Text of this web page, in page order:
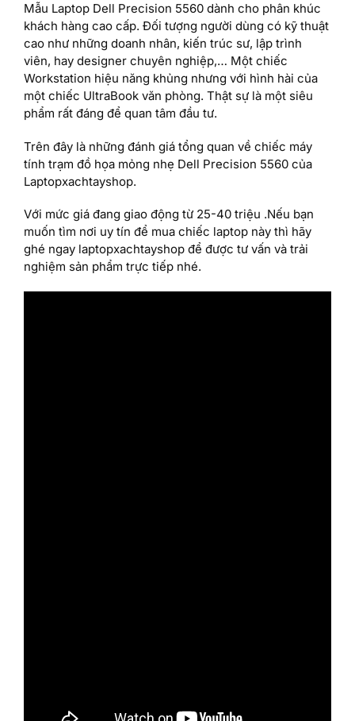
Mẫu Laptop Dell Precision 5560 dành cho phân khúc
khách hàng cao cấp. Đối tượng người dùng có kỹ thuật
cao như những doanh nhân, kiến trúc sư, lập trình
viên, hay designer chuyên nghiệp,… Một chiếc
Workstation hiệu năng khủng nhưng với hình hài của
một chiếc UltraBook văn phòng. Thật sự là một siêu
phẩm rất đáng để quan tâm đầu tư.
Trên đây là những đánh giá tổng quan về chiếc máy
tính trạm đồ họa mỏng nhẹ Dell Precision 5560 của
Laptopxachtayshop.
Với mức giá đang giao động từ 25-40 triệu .Nếu bạn
muốn tìm nơi uy tín để mua chiếc laptop này thì hãy
ghé ngay laptopxachtayshop để được tư vấn và trải
nghiệm sản phẩm trực tiếp nhé.